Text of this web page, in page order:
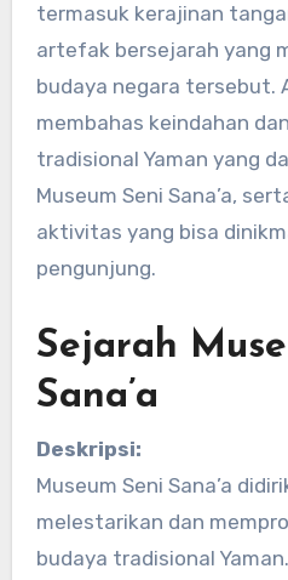
termasuk kerajinan
artefak bersejarah yang
budaya negara tersebut.
membahas keindahan
tradisional Yaman yang
Museum Seni Sana’a,
aktivitas yang bisa
pengunjung.
Sejarah
Sana’a
Deskripsi:
Museum Seni Sana’a
melestarikan dan
budaya tradisional